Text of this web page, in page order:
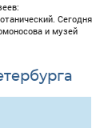
Сегодня
и музей